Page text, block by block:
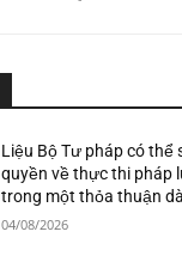
Liệu Bộ Tư pháp có thể
quyền về thực thi pháp
trong một thỏa thuận
04/08/2026